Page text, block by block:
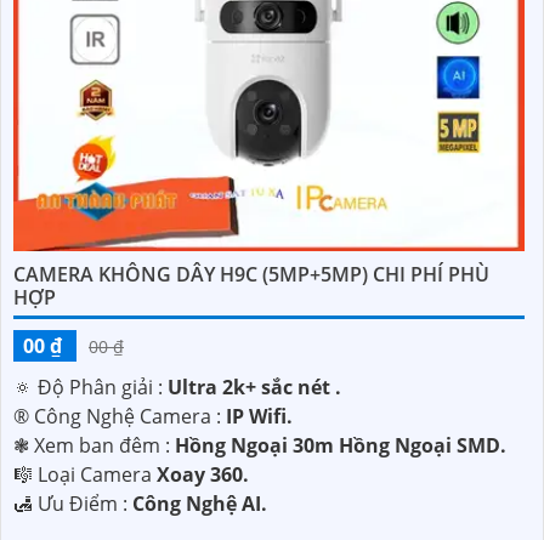
CAMERA KHÔNG DÂY H9C (5MP+5MP) CHI PHÍ PHÙ
HỢP
00 ₫
00 ₫
🔅 Độ Phân giải : Ultra 2k+ sắc nét .
®️ Công Nghệ Camera : IP Wifi.
❃ Xem ban đêm : Hồng Ngoại 30m Hồng Ngoại SMD.
🎼️ Loại Camera Xoay 360.
️🛃 Ưu Điểm : Công Nghệ AI.